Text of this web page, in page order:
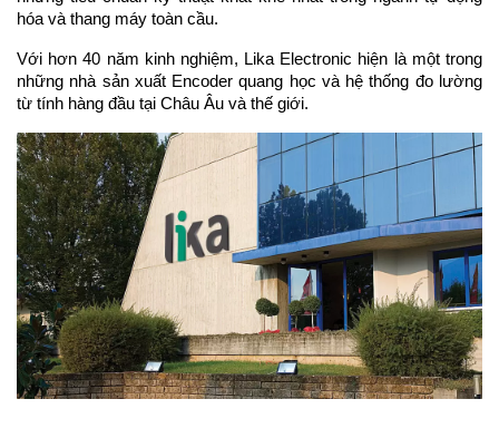
hóa và thang máy toàn cầu.
Với hơn 40 năm kinh nghiệm, Lika Electronic hiện là một trong
những nhà sản xuất Encoder quang học và hệ thống đo lường
từ tính hàng đầu tại Châu Âu và thế giới.